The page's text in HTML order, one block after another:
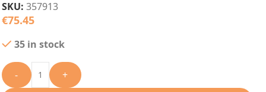
SKU: 357913
€75.45
35 in stock
- +